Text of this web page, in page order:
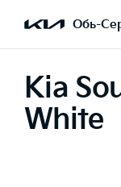
Обь-
Kia
White